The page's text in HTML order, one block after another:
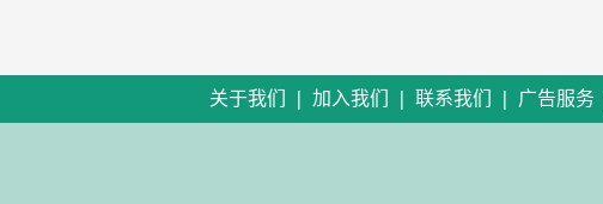
关于我们 加入我们 联系我们 广告服务